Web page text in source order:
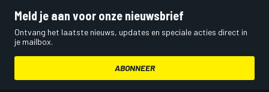
Meld je aan voor onze nieuwsbrief
Ontvang het laatste nieuws, updates en speciale acties direct in
je mailbox.
ABONNEER